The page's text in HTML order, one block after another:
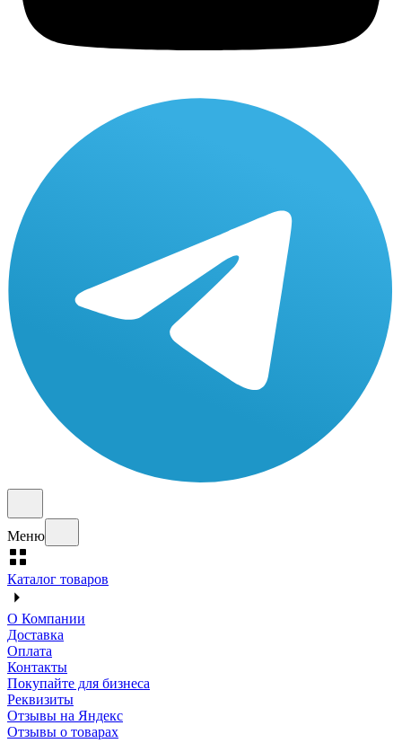
Меню
Каталог товаров
О Компании
Доставка
Оплата
Контакты
Покупайте для бизнеса
Реквизиты
Отзывы на Яндекс
Отзывы о товарах